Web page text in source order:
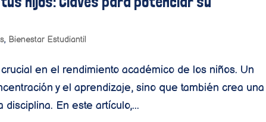
, Bienestar Estudiantil
en el rendimiento académico de los niños. Un
y el aprendizaje, sino que también crea una
En este artículo,...